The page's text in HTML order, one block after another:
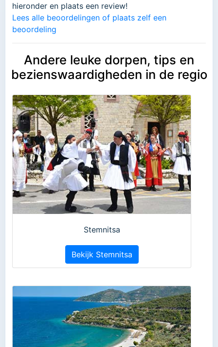
hieronder en plaats een review!
Lees alle beoordelingen of plaats zelf een
beoordeling
Andere leuke dorpen, tips en
bezienswaardigheden in de regio
Stemnitsa
Bekijk Stemnitsa